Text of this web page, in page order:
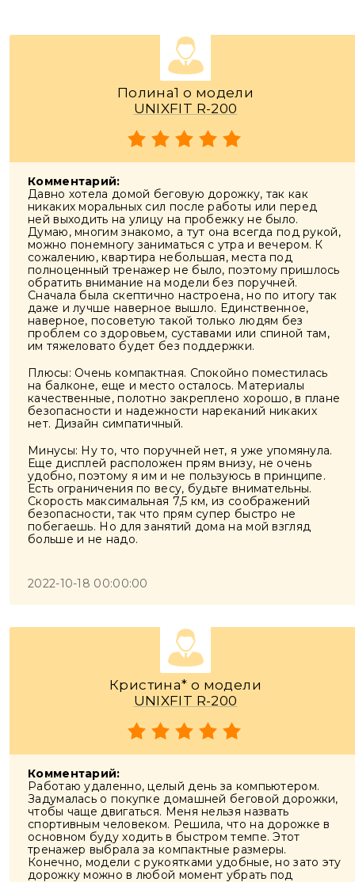
Полина1 о модели
UNIXFIT R-200
Комментарий:
Давно хотела домой беговую дорожку, так как
никаких моральных сил после работы или перед
ней выходить на улицу на пробежку не было.
Думаю, многим знакомо, а тут она всегда под рукой,
можно понемногу заниматься с утра и вечером. К
сожалению, квартира небольшая, места под
полноценный тренажер не было, поэтому пришлось
обратить внимание на модели без поручней.
Сначала была скептично настроена, но по итогу так
даже и лучше наверное вышло. Единственное,
наверное, посоветую такой только людям без
проблем со здоровьем, суставами или спиной там,
им тяжеловато будет без поддержки.
Плюсы: Очень компактная. Спокойно поместилась
на балконе, еще и место осталось. Материалы
качественные, полотно закреплено хорошо, в плане
безопасности и надежности нареканий никаких
нет. Дизайн симпатичный.
Минусы: Ну то, что поручней нет, я уже упомянула.
Еще дисплей расположен прям внизу, не очень
удобно, поэтому я им и не пользуюсь в принципе.
Есть ограничения по весу, будьте внимательны.
Скорость максимальная 7,5 км, из соображений
безопасности, так что прям супер быстро не
побегаешь. Но для занятий дома на мой взгляд
больше и не надо.
2022-10-18 00:00:00
Кристина* о модели
UNIXFIT R-200
Комментарий:
Работаю удаленно, целый день за компьютером.
Задумалась о покупке домашней беговой дорожки,
чтобы чаще двигаться. Меня нельзя назвать
спортивным человеком. Решила, что на дорожке в
основном буду ходить в быстром темпе. Этот
тренажер выбрала за компактные размеры.
Конечно, модели с рукоятками удобные, но зато эту
дорожку можно в любой момент убрать под